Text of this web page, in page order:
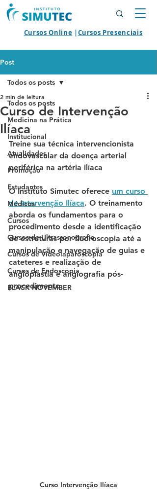
Cursos Online |Cursos Presenciais
Post
Todos os posts
Medicina na Prática
Institucional
Atualidades
Promoção
Estudantes
Médicos
Cursos
Cursos de Ultrassonografia
Cursos de Videolaparoscopia
Cursos de Endoscopia
BLACK NOVEMBER
Todos os posts
Curso de Intervenção
Ilíaca
2 min de leitura
Treine sua técnica intervencionista
endovascular da doença arterial
periférica na artéria ilíaca
O Instituto Simutec oferece um curso
de Intervenção Ilíaca. O treinamento
aborda os fundamentos para o
procedimento desde a identificação
de estruturas por fluoroscopia até a
manipulação e navegação de guias e
cateteres e realização de
angioplastia e angiografia pós-
procedimento.
Curso Intervenção Ilíaca